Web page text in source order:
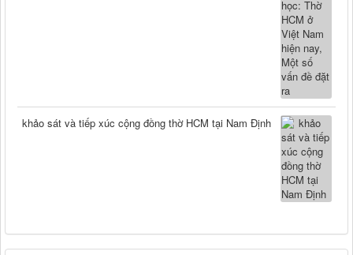
khảo sát và tiếp xúc cộng đồng thờ HCM tại Nam Định